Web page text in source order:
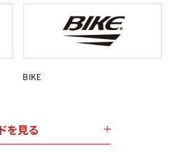
BIKE
を見る